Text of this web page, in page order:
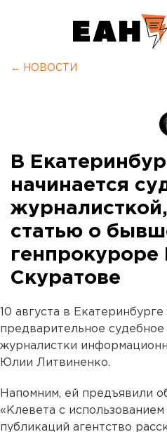
← НОВОСТИ
В
начинается
статью о
Скуратове
10 августа в Екатеринбурге
предварительное
журналистки
Юлии Литвиненко.
Напомним, ей предъявили
«Клевета с
публикаций агентство